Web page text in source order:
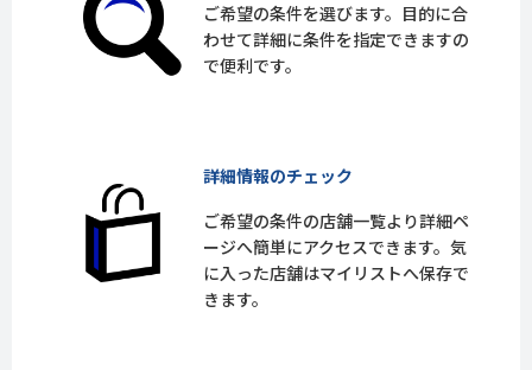
ご希望の条件を選びます。目的に合
わせて詳細に条件を指定できますの
で便利です。
詳細情報のチェック
ご希望の条件の店舗一覧より詳細ペ
ージへ簡単にアクセスできます。気
に入った店舗はマイリストへ保存で
きます。